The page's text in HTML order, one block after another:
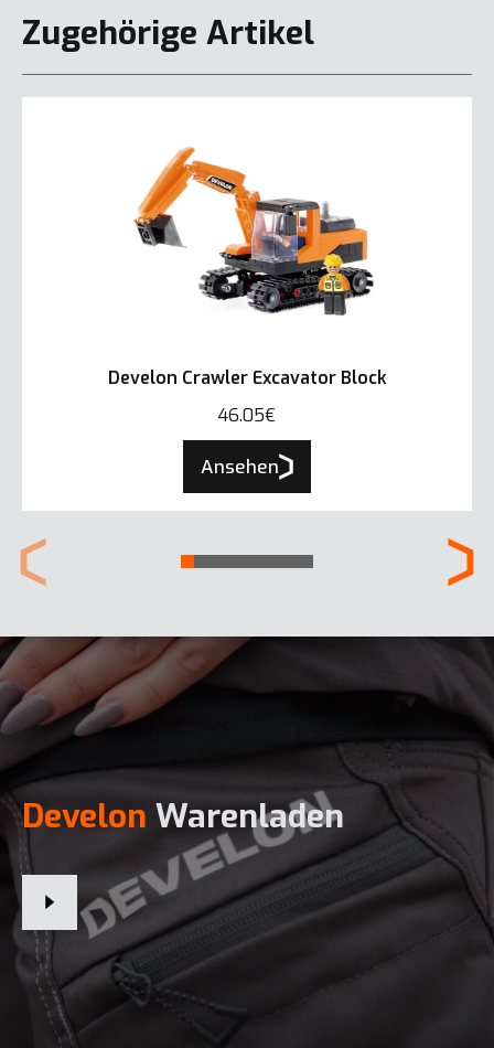
Zugehörige Artikel
Develon Crawler Excavator Block
46.05€
Ansehen
Develon Warenladen